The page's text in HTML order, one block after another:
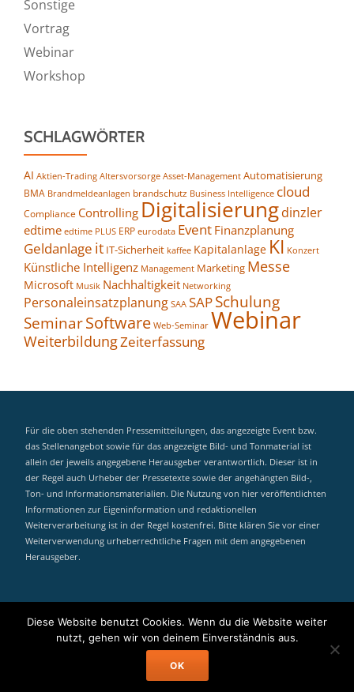
Sonstige
Vortrag
Webinar
Workshop
SCHLAGWÖRTER
AI Aktien-Trading Altersvorsorge Asset-Management Automatisierung
BMA Brandmeldeanlagen brandschutz Business Intelligence cloud
Compliance Controlling Digitalisierungdinzler
edtime edtime PLUS ERP eurodata Event Finanzplanung
Geldanlage it IT-Sicherheit kaffee Kapitalanlage KI Konzert
Künstliche Intelligenz Management Marketing Messe
Microsoft Musik Nachhaltigkeit Networking
Personaleinsatzplanung SAA SAPSchulung
SeminarSoftware Web-Seminar Webinar
WeiterbildungZeiterfassung
Für die oben stehenden Pressemitteilungen, das angezeigte Event bzw.
das Stellenangebot sowie für das angezeigte Bild- und Tonmaterial ist
allein der jeweils angegebene Herausgeber verantwortlich. Dieser ist in
der Regel auch Urheber der Pressetexte sowie der angehängten Bild-,
Ton- und Informationsmaterialien. Die Nutzung von hier veröffentlichten
Informationen zur Eigeninformation und redaktionellen
Weiterverarbeitung ist in der Regel kostenfrei. Bitte klären Sie vor einer
Weiterverwendung urheberrechtliche Fragen mit dem angegebenen
Herausgeber.
Secondary
Llorix One Lite powered by
Diese Website benutzt Cookies. Wenn du die Website weiter
nutzt, gehen wir von deinem Einverständnis aus.
OK